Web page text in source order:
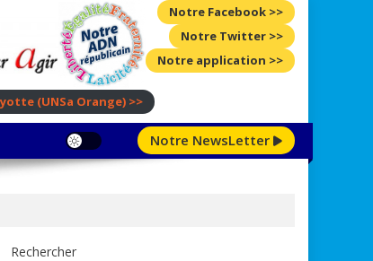
Notre Facebook >>
Notre Twitter >>
Notre application >>
(UNSa Orange) >>
Notre NewsLetter
Rechercher